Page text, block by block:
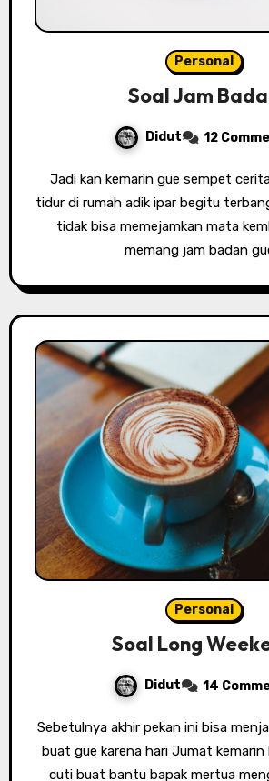
Personal
Soal Jam
Didut 12
Jadi kan kemarin gue sempet cerita kan kalau pas
tidur di rumah adik ipar begitu
tidak bisa memejamkan mata
memang jam badan
Personal
Soal Long
Didut 14
Sebetulnya akhir pekan ini bisa menjadi long weekend
buat gue karena hari Jumat
cuti buat bantu bapak mertua